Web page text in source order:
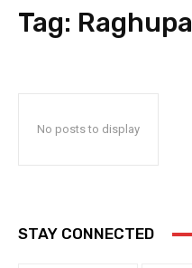
Tag:
No posts to display
STAY CONNECTED